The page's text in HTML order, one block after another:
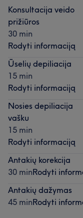
Konsultacija veido
prižiūros
30 min
Rodyti informaciją
Ūselių depiliacija
15 min
Rodyti informaciją
Nosies depiliacija
vašku
15 min
Rodyti informaciją
Antakių korekcija
30 minRodyti
Antakių dažymas
45 minRodyti